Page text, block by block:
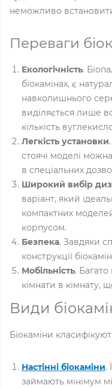
неможливо
Переваги
Екологічність.
біокамінах, є
навколишнього
виділяється лише
кількість
Легкість установки
стоячі моделі
в спеціальних
Широкий вибір
варіант, який
компактних
корпусом.
Безпека. Завдяки
конструкції
Мобільність.
кімнати в кімнату,
Види
Біокаміни
Настінні біокаміни.
займають мінімум